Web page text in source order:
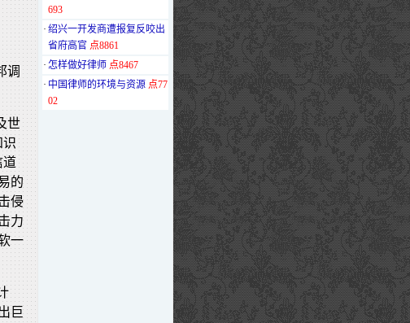
调
世
识
道
的
侵
力
一
巨
693
· 绍兴一开发商遭报复反咬出
省府高官 点8861
· 怎样做好律师 点8467
· 中国律师的环境与资源 点77
02